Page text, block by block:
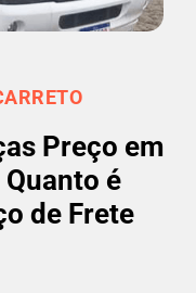
Preço em
é
de Frete